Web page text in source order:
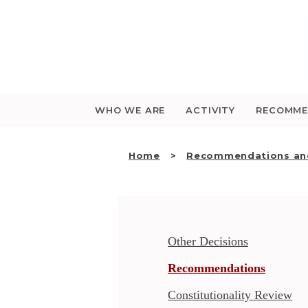
WHO WE ARE ACTIVITY
Home Recommendations
Other Decisions
Recommendations
Constitutionality Review